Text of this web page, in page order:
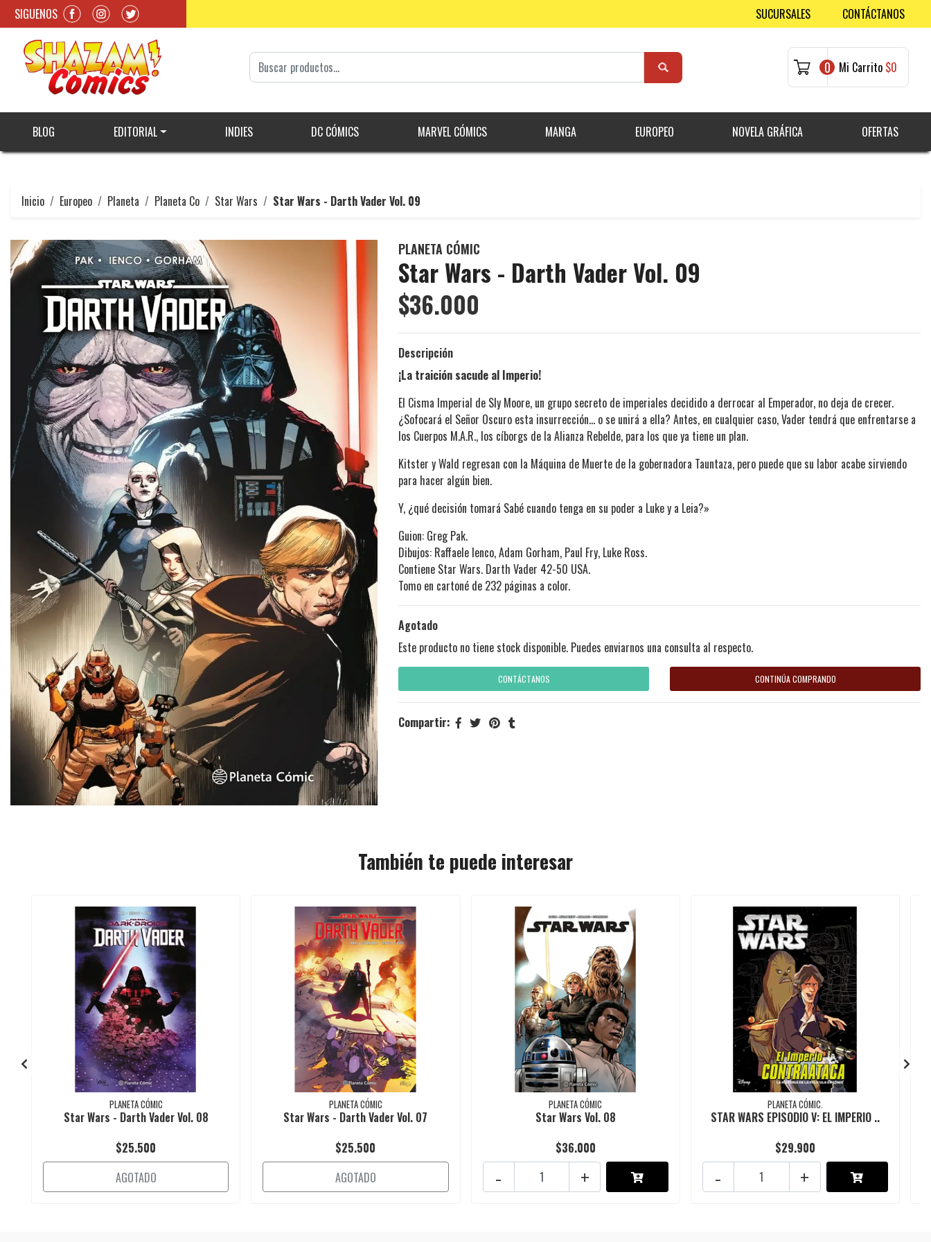
SIGUENOS SUCURSALES CONTÁCTANOS
0 Mi Carrito $0
BLOG EDITORIAL INDIES DC CÓMICS MARVEL CÓMICS MANGA EUROPEO NOVELA GRÁFICA OFERTAS
Inicio Europeo Planeta Planeta Co Star Wars Star Wars - Darth Vader Vol. 09
PLANETA CÓMIC
Star Wars - Darth Vader Vol. 09
$36.000
Descripción
¡La traición sacude al Imperio!
El Cisma Imperial de Sly Moore, un grupo secreto de imperiales decidido a derrocar al Emperador, no deja de crecer.
¿Sofocará el Señor Oscuro esta insurrección… o se unirá a ella? Antes, en cualquier caso, Vader tendrá que enfrentarse a
los Cuerpos M.A.R., los cíborgs de la Alianza Rebelde, para los que ya tiene un plan.
Kitster y Wald regresan con la Máquina de Muerte de la gobernadora Tauntaza, pero puede que su labor acabe sirviendo
para hacer algún bien.
Y, ¿qué decisión tomará Sabé cuando tenga en su poder a Luke y a Leia?»
Guion: Greg Pak.
Dibujos: Raffaele Ienco, Adam Gorham, Paul Fry, Luke Ross.
Contiene Star Wars. Darth Vader 42-50 USA.
Tomo en cartoné de 232 páginas a color.
Agotado
Este producto no tiene stock disponible. Puedes enviarnos una consulta al respecto.
CONTÁCTANOS CONTINÚA COMPRANDO
Compartir:
También te puede interesar
PLANETA CÓMIC
Star Wars - Darth Vader Vol. 08
$25.500
AGOTADO
PLANETA CÓMIC
Star Wars - Darth Vader Vol. 07
$25.500
AGOTADO
PLANETA CÓMIC
Star Wars Vol. 08
$36.000
+
-
PLANETA CÓMIC.
STAR WARS EPISODIO V: EL IMPERIO ..
$29.900
+
-